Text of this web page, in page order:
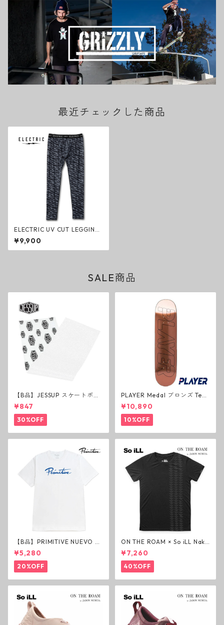
最近チェックした商品
ELECTRIC UV CUT LEGGINS
DOT CAMO UVカット レギン
ス ドットカモ エレクトリック
ファッション グッズ
¥9,900
SALE商品
【B品】JESSUP スケートボー
ド グリップテープ ウルトラグ
リップ ホワイト デッキテープ
ジェスアップ ジェサップ
¥847
30%OFF
PLAYER Medal ブロンズ Tea
m Deck P3 スケートボードデ
ッキ プレイヤー メダル
¥10,890
10%OFF
【B品】PRIMITIVE NUEVO SC
RIPT HW TEE WHITE ヘビー
ウェイトTシャツ ホワイト プ
リミティブ
¥5,280
20%OFF
ON THE ROAM × So iLL Nako
a Tee Tシャツ ウルフブラック
オンザローム ジェイソンモモ
ア OTR ビンテージ加工
¥7,260
40%OFF